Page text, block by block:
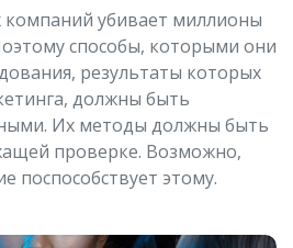
убивает миллионы
способы, которыми они
результаты которых
должны быть
Их методы должны быть
проверке. Возможно,
поспособствует этому.